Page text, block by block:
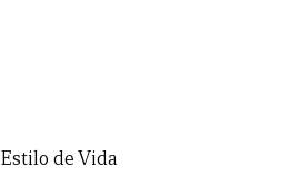
Estilo de Vida